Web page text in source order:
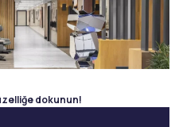
dokunun!